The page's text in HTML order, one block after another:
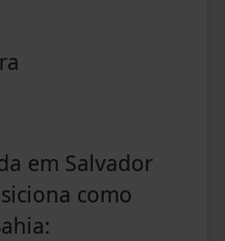
em Salvador
como